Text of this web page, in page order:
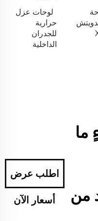
لوحات عزل
حرارية
للجدران
الداخلية
من
اطلب عرض
أسعار الآن